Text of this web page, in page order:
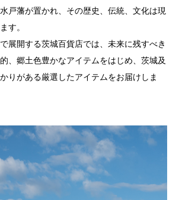
戸藩が置かれ、その歴史、伝統、文化は現
す。
展開する茨城百貨店では、未来に残すべき
、郷土色豊かなアイテムをはじめ、茨城及
りがある厳選したアイテムをお届けしま